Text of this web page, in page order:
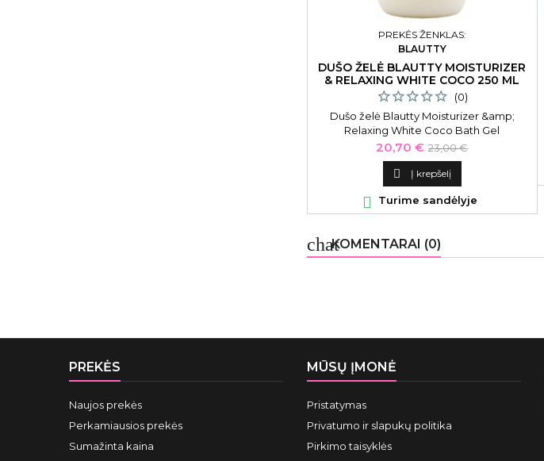
PREKĖS ŽENKLAS:
BLAUTTY
DUŠO ŽELĖ BLAUTTY MOISTURIZER
& RELAXING WHITE COCO 250 ML
(0)
Dušo želė Blautty Moisturizer &amp;
Relaxing White Coco Bath Gel
BLABATCOC250, kokosų kvapo, 250 ml
Kaina
20,70 € Bazinė
kaina
23,00 €
 Į krepšelį
 Turime sandėlyje
chatKOMENTARAI (0)
PREKĖS
Naujos prekės
Perkamiausios prekės
Sumažinta kaina
MŪSŲ ĮMONĖ
Pristatymas
Privatumo ir slapukų politika
Pirkimo taisyklės